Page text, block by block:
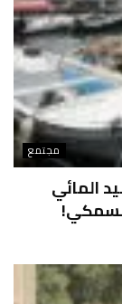
مجتمع
المائي